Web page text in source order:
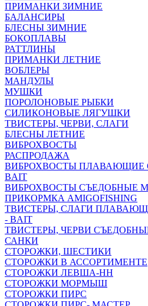
ПРИМАНКИ ЗИМНИЕ
БАЛАНСИРЫ
БЛЕСНЫ ЗИМНИЕ
БОКОПЛАВЫ
РАТТЛИНЫ
ПРИМАНКИ ЛЕТНИЕ
ВОБЛЕРЫ
МАНДУЛЫ
МУШКИ
ПОРОЛОНОВЫЕ РЫБКИ
СИЛИКОНОВЫЕ ЛЯГУШКИ
ТВИСТЕРЫ, ЧЕРВИ, СЛАГИ
БЛЕСНЫ ЛЕТНИЕ
ВИБРОХВОСТЫ
РАСПРОДАЖА
ВИБРОХВОСТЫ ПЛАВАЮЩИЕ
BAIT
ВИБРОХВОСТЫ СЪЕДОБНЫЕ
ПРИКОРМКА AMIGOFISHING
ТВИСТЕРЫ, СЛАГИ
- BAIT
ТВИСТЕРЫ, ЧЕРВИ СЪЕДОБНЫЕ
САНКИ
СТОРОЖКИ, ШЕСТИКИ
СТОРОЖКИ В АССОРТИМЕНТЕ
СТОРОЖКИ ЛЕВША-НН
СТОРОЖКИ МОРМЫШ
СТОРОЖКИ ПИРС